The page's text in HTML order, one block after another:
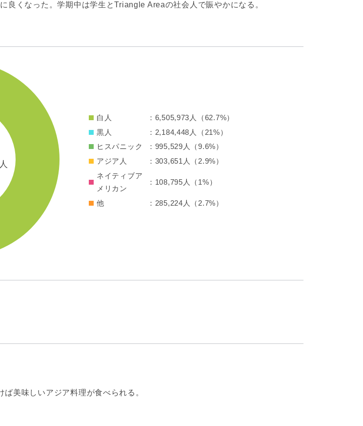
くなった。学期中は学生とTriangle Areaの社会人で賑やかになる。
人
白人
：6,505,973人（62.7%）
黒人
：2,184,448人（21%）
ヒスパニック
：995,529人（9.6%）
アジア人
：303,651人（2.9%）
ネイティブア
メリカン
：108,795人（1%）
他 ：285,224人（2.7%）
美味しいアジア料理が食べられる。